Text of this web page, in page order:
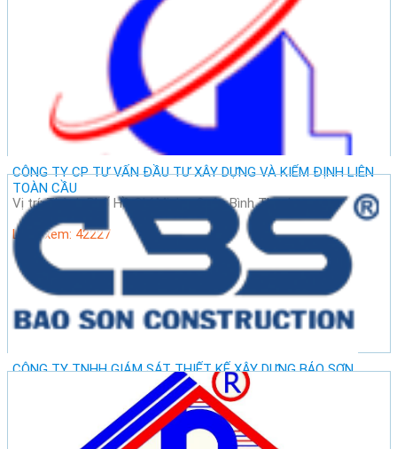
CÔNG TY CP TƯ VẤN ĐẦU TƯ XÂY DỰNG VÀ KIỂM ĐỊNH LIÊN
TOÀN CẦU
Vị trí: Thành Phố Hồ Chí Minh - Quận Bình Thạnh
Lượt xem: 42227
CÔNG TY TNHH GIÁM SÁT THIẾT KẾ XÂY DỰNG BẢO SƠN
Vị trí: Thành Phố Hà Nội - Quận Ba Đình
Lượt xem: 47331